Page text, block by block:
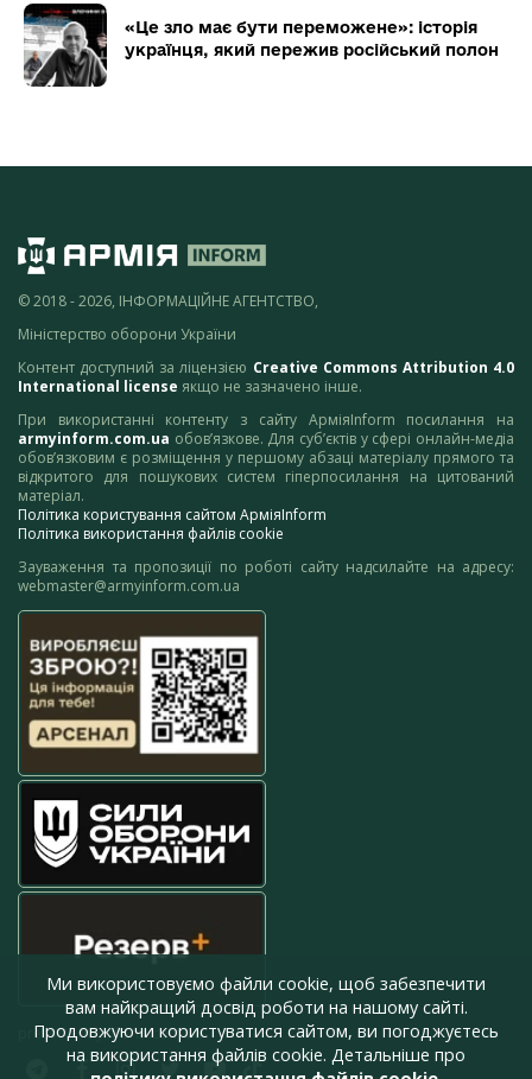
«Це зло має бути переможене»: історія
українця, який пережив російський полон
© 2018 - 2026, ІНФОРМАЦІЙНЕ АГЕНТСТВО,
Міністерство оборони України
Контент доступний за ліцензією Creative Commons Attribution 4.0
International license якщо не зазначено інше.
При використанні контенту з сайту АрміяInform посилання на
armyinform.com.ua обов’язкове. Для суб’єктів у сфері онлайн-медіа
обов’язковим є розміщення у першому абзаці матеріалу прямого та
відкритого для пошукових систем гіперпосилання на цитований
матеріал.
Політика користування сайтом АрміяInform
Політика використання файлів cookie
Зауваження та пропозиції по роботі сайту надсилайте на адресу:
webmaster@armyinform.com.ua
press@armyinform.com.ua
Ми використовуємо файли cookie, щоб забезпечити
вам найкращий досвід роботи на нашому сайті.
Продовжуючи користуватися сайтом, ви погоджуєтесь
на використання файлів cookie. Детальніше про